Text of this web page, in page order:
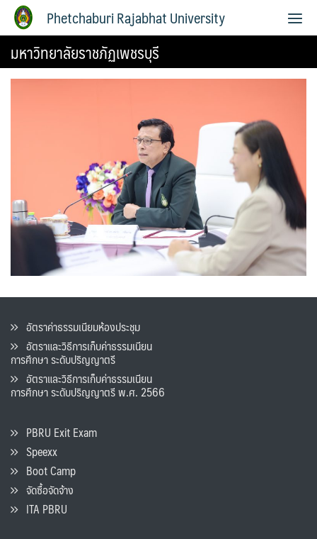
Phetchaburi Rajabhat University
มหาวิทยาลัยราชภัฏเพชรบุรี
อัตราค่าธรรมเนียมห้องประชุม
อัตราและวิธีการเก็บค่าธรรมเนียน
การศึกษา ระดับปริญญาตรี
อัตราและวิธีการเก็บค่าธรรมเนียน
การศึกษา ระดับปริญญาตรี พ.ศ. 2566
PBRU Exit Exam
Speexx
Boot Camp
จัดซื้อจัดจ้าง
ITA PBRU